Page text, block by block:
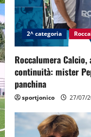
2^ categoria
Roccalumera
continuità: mister
panchina
sportjonico 27/07/